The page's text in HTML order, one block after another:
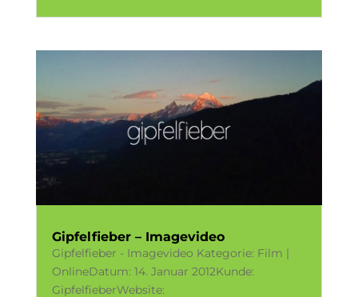
Gipfelfieber – Imagevideo
Gipfelfieber - Imagevideo Kategorie: Film |
OnlineDatum: 14. Januar 2012Kunde:
GipfelfieberWebsite: